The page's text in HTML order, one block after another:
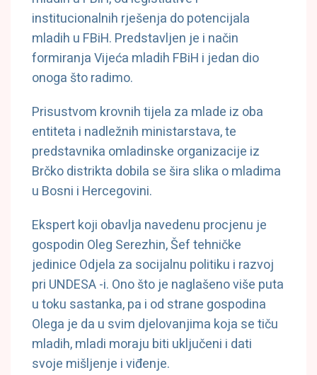
institucionalnih rješenja do potencijala
mladih u FBiH. Predstavljen je i način
formiranja Vijeća mladih FBiH i jedan dio
onoga što radimo.
Prisustvom krovnih tijela za mlade iz oba
entiteta i nadležnih ministarstava, te
predstavnika omladinske organizacije iz
Brčko distrikta dobila se šira slika o mladima
u Bosni i Hercegovini.
Ekspert koji obavlja navedenu procjenu je
gospodin Oleg Serezhin, Šef tehničke
jedinice Odjela za socijalnu politiku i razvoj
pri UNDESA -i. Ono što je naglašeno više puta
u toku sastanka, pa i od strane gospodina
Olega je da u svim djelovanjima koja se tiču
mladih, mladi moraju biti uključeni i dati
svoje mišljenje i viđenje.